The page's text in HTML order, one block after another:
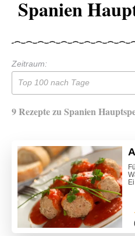
Spanien
Zeitraum:
Top 100 nach Tage
9 Rezepte zu Spanien
Ei